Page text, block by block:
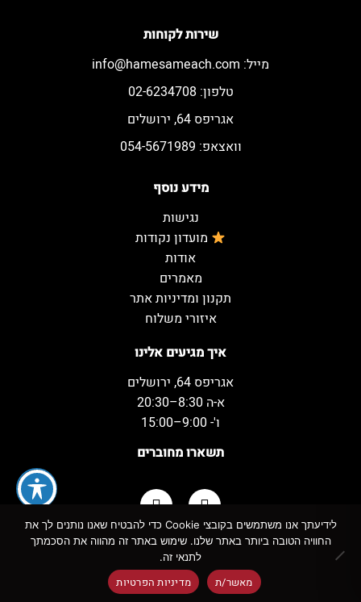
איך מגיעים אלינו
אגריפס 64, ירושלים
א-ה 8:30–20:30
ו'- 9:00–15:00
תשארו מחוברים
מידע נוסף
נגישות
מועדון נקודות
אודות
מאמרים
תקנון ומדיניות אתר
איזורי משלוח
שירות לקוחות
מייל: info@hamesameach.com
טלפון: 02-6234708
אגריפס 64, ירושלים
וואצאפ: 054-5671989
צריכה מופרזת של אלכוהול מסכנת חיים ומזיקה לבריאות
כל הזכויות שמורות למשקאות המשמח ©
לידיעתך אנו משתמשים בקובצי Cookie כדי להבטיח שאנו נותנים לך את
החוויה הטובה ביותר באתר שלנו. שימוש באתר זה מהווה את הסכמתך
לתנאי זה.
מאשר/ת מדיניות הפרטיות